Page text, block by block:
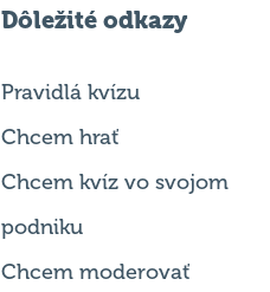
Dôležité odkazy
Pravidlá kvízu
Chcem hrať
Chcem kvíz vo svojom
podniku
Chcem moderovať